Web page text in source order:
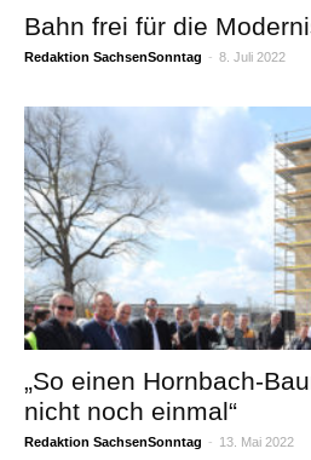
Bahn frei für die
Redaktion SachsenSonntag - 8. Juli 2022
„So einen Hornbach-
nicht noch einmal“
Redaktion SachsenSonntag - 13. Mai 2022